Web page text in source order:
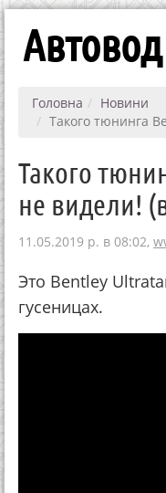
Автовод
Головна
Новини
Такого тюнинга
Такого
не видели!
11.05.2019 р. в 08:02,
Это Bentley
гусеницах.